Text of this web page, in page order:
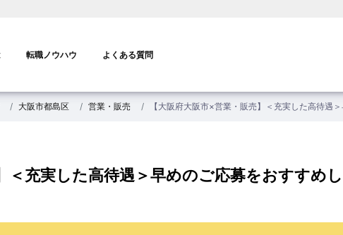
転職ノウハウ よくある質問
大阪市都島区 営業・販売 【大阪府大阪市×営業・販売】＜充実した高待遇
＜充実した高待遇＞早めのご応募をおすすめ